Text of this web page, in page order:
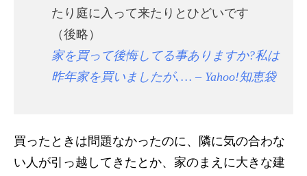
たり庭に入って来たりとひどいです
（後略）
家を買って後悔してる事ありますか?私は
昨年家を買いましたが､… – Yahoo!知恵袋
買ったときは問題なかったのに、隣に気の合わな
い人が引っ越してきたとか、家のまえに大きな建